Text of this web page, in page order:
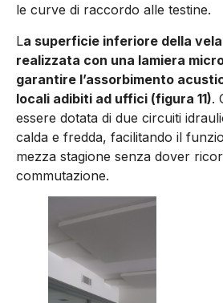
le curve di raccordo alle testine.
La superficie inferiore della
realizzata con una lamiera
garantire l’as­sorbimento
locali adibiti ad uffici (figura 11).
essere dotata di due circuiti
calda e fredda, facilitando il
mezza stagione senza dover
commutazione.